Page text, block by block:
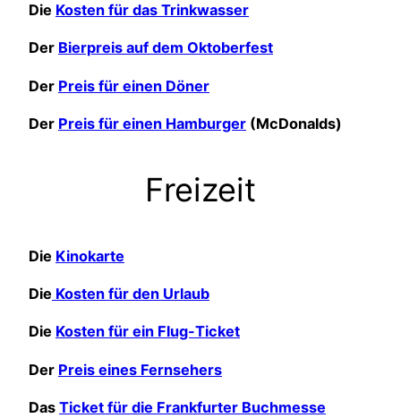
Die Kosten für das Trinkwasser
Der Bierpreis auf dem Oktoberfest
Der Preis für einen Döner
Der Preis für einen Hamburger (McDonalds)
Freizeit
Die Kinokarte
Die Kosten für den Urlaub
Die Kosten für ein Flug-Ticket
Der Preis eines Fernsehers
Das Ticket für die Frankfurter Buchmesse